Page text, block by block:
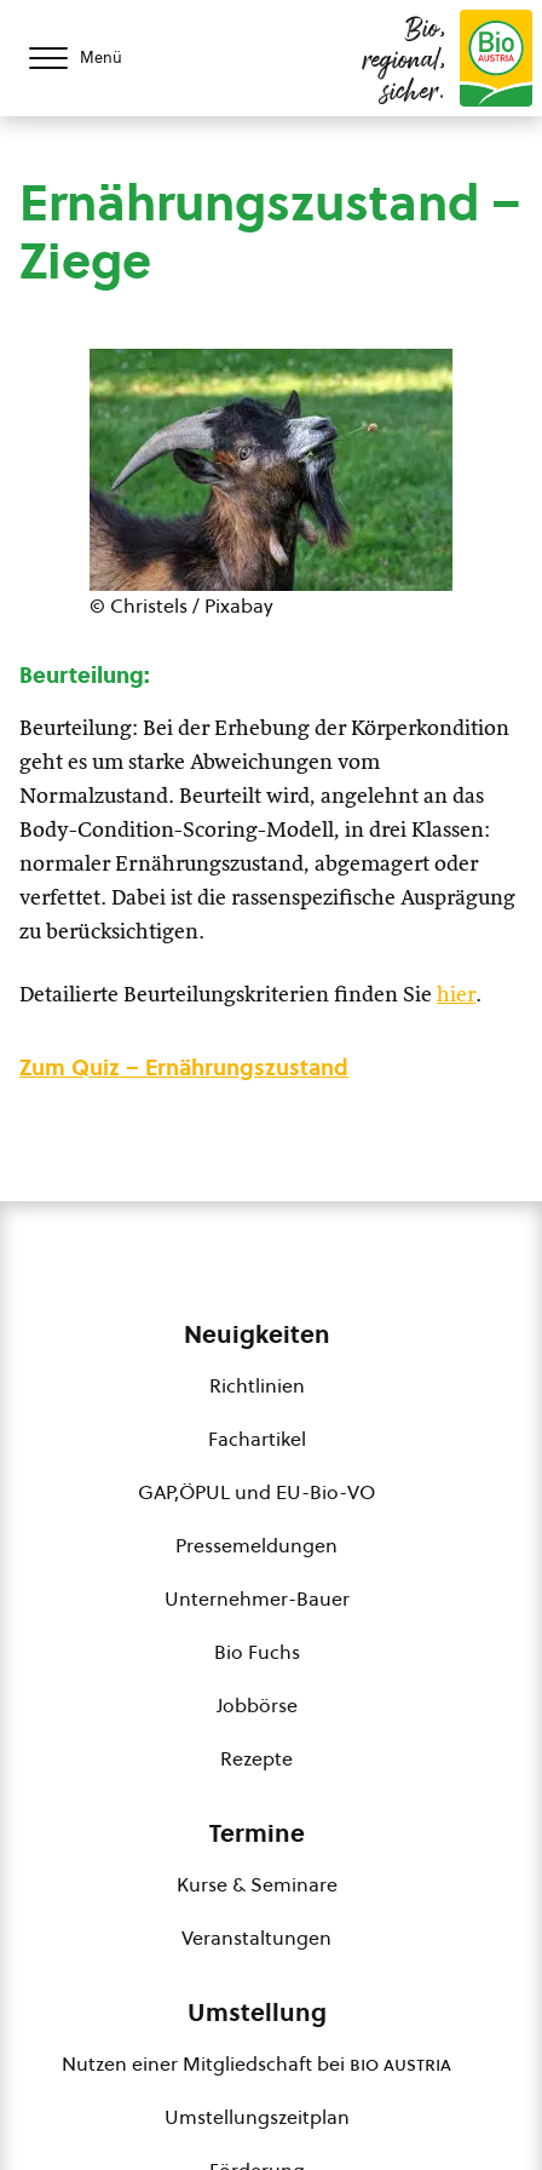
Menü
Bio,
regional,
sicher.
Ernährungszustand –
Ziege
© Christels / Pixabay
Beurteilung:
Beurteilung: Bei der Erhebung der Körperkondition
geht es um starke Abweichungen vom
Normalzustand. Beurteilt wird, angelehnt an das
Body-Condition-Scoring-Modell, in drei Klassen:
normaler Ernährungszustand, abgemagert oder
verfettet. Dabei ist die rassenspezifische Ausprägung
zu berücksichtigen.
Detailierte Beurteilungskriterien finden Sie hier.
Zum Quiz – Ernährungszustand
Neuigkeiten
Richtlinien
Fachartikel
GAP,ÖPUL und EU-Bio-VO
Pressemeldungen
Unternehmer-Bauer
Bio Fuchs
Jobbörse
Rezepte
Termine
Kurse & Seminare
Veranstaltungen
Umstellung
Nutzen einer Mitgliedschaft bei bio austria
Umstellungszeitplan